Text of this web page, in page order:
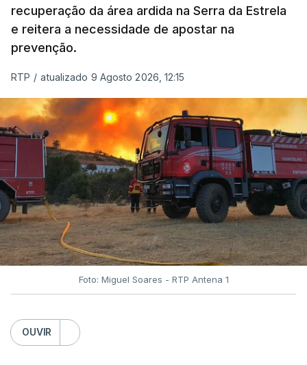
recuperação da área ardida na Serra da Estrela
e reitera a necessidade de apostar na
prevenção.
RTP / atualizado 9 Agosto 2026, 12:15
Foto: Miguel Soares - RTP Antena 1
OUVIR